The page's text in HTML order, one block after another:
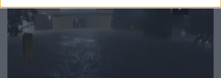
1:14